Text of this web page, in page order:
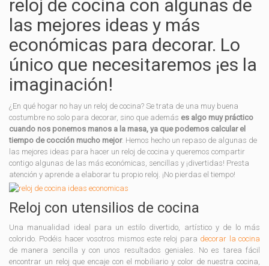
reloj de cocina con algunas de
las mejores ideas y más
económicas para decorar. Lo
único que necesitaremos ¡es la
imaginación!
¿En qué hogar no hay un reloj de cocina? Se trata de una muy buena
costumbre no solo para decorar, sino que además es algo muy práctico
cuando nos ponemos manos a la masa, ya que podemos calcular el
tiempo de cocción mucho mejor. Hemos hecho un repaso de algunas de
las mejores ideas para hacer un reloj de cocina y queremos compartir
contigo algunas de las más económicas, sencillas y ¡divertidas! Presta
atención y aprende a elaborar tu propio reloj. ¡No pierdas el tiempo!
Reloj con utensilios de cocina
Una manualidad ideal para un estilo divertido, artístico y de lo más
colorido. Podéis hacer vosotros mismos este reloj para decorar la cocina
de manera sencilla y con unos resultados geniales. No es tarea fácil
encontrar un reloj que encaje con el mobiliario y color de nuestra cocina,